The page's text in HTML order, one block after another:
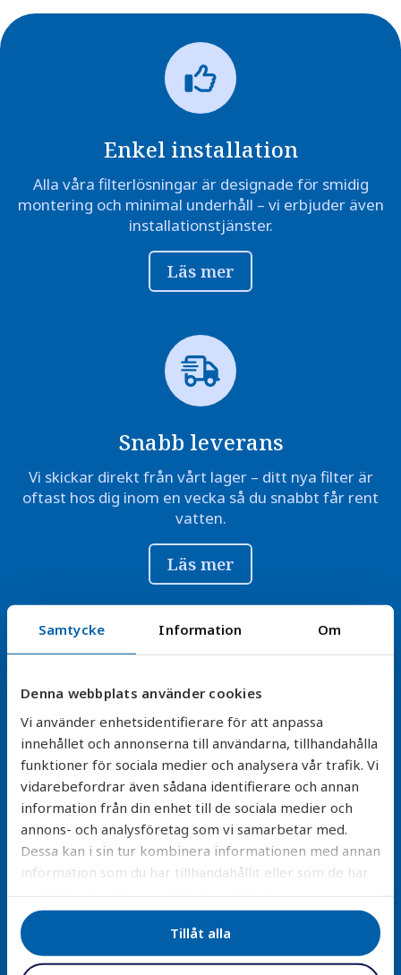
Samtycke Information Om
Denna webbplats använder cookies
Vi använder enhetsidentifierare för att anpassa
innehållet och annonserna till användarna, tillhandahålla
funktioner för sociala medier och analysera vår trafik. Vi
vidarebefordrar även sådana identifierare och annan
information från din enhet till de sociala medier och
annons- och analysföretag som vi samarbetar med.
Dessa kan i sin tur kombinera informationen med annan
information som du har tillhandahållit eller som de har
Tillåt alla
Enkel installation
Alla våra filterlösningar är designade för smidig
montering och minimal underhåll – vi erbjuder även
installationstjänster.
Läs mer
Snabb leverans
Vi skickar direkt från vårt lager – ditt nya filter är
oftast hos dig inom en vecka så du snabbt får rent
vatten.
Läs mer
Trygg leverans
Alla leveranser är försäkrade och packade för säker
transport – vi ersätter kostnadsfritt vid skada.
Läs mer